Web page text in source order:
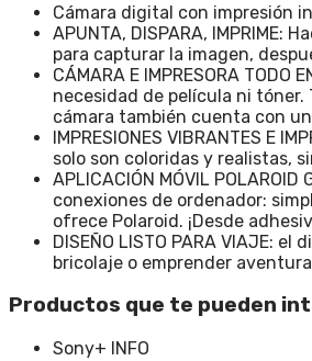
Cámara digital con impresión
APUNTA, DISPARA,
para capturar la imagen,
CÁMARA E IMPRESORA
necesidad de película ni tóner.
cámara también cuenta con
IMPRESIONES VIBRANTES E
solo son coloridas y realistas,
APLICACIÓN MÓVIL
conexiones de ordenador:
ofrece Polaroid. ¡Desde
DISEÑO LISTO PARA VIAJE:
bricolaje o emprender
Productos que te pueden
Sony+ INFO